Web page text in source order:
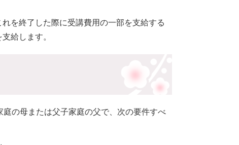
を終了した際に受講費用の一部を支給する
給します。
の母または父子家庭の父で、次の要件すべ